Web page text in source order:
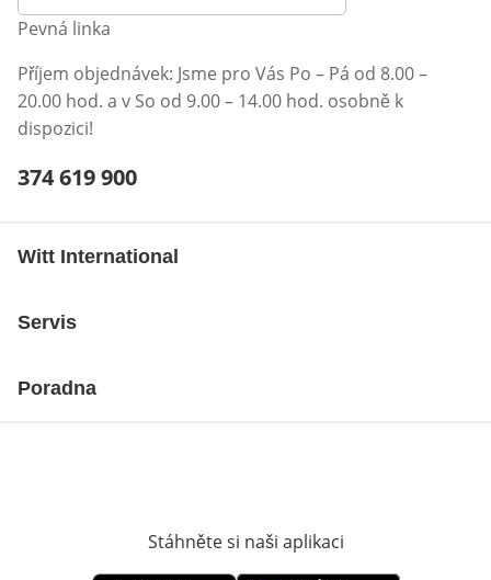
Pevná linka
Příjem objednávek: Jsme pro Vás Po – Pá od 8.00 –
20.00 hod. a v So od 9.00 – 14.00 hod. osobně k
dispozici!
Telefonní číslo:
374 619 900
Witt International
Servis
Poradna
Stáhněte si naši aplikaci